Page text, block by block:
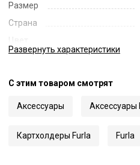
Размер
Страна
Цвет
Развернуть характеристики
С этим товаром смотрят
Аксессуары Аксессуары
Картхолдеры Furla Furla